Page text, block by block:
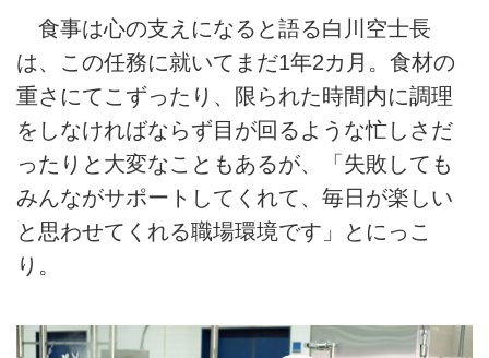
食事は心の支えになると語る白川空士長
は、この任務に就いてまだ1年2カ月。食材の
重さにてこずったり、限られた時間内に調理
をしなければならず目が回るような忙しさだ
ったりと大変なこともあるが、「失敗しても
みんながサポートしてくれて、毎日が楽しい
と思わせてくれる職場環境です」とにっこ
り。